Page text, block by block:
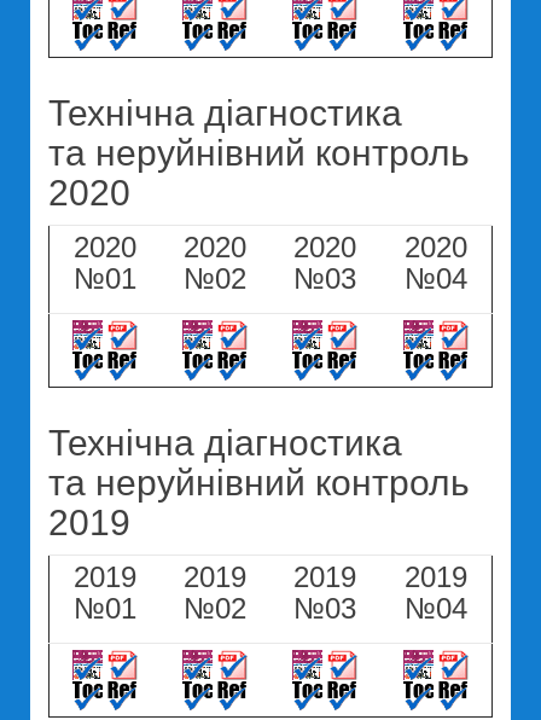
Технічна діагностика
та неруйнівний контроль
2020
2020
№01
2020
№02
2020
№03
2020
№04
Технічна діагностика
та неруйнівний контроль
2019
2019
№01
2019
№02
2019
№03
2019
№04